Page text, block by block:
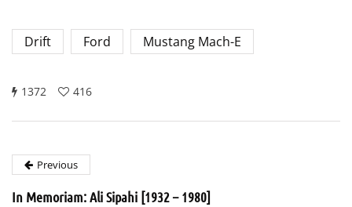
Drift Ford Mustang Mach-E
1372 416
Previous
In Memoriam: Ali Sipahi [1932 – 1980]